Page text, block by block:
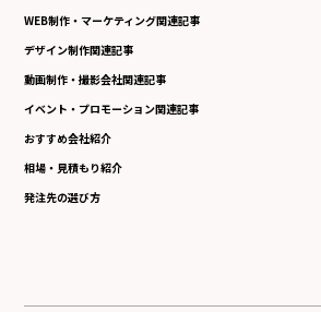
WEB制作・マーケティング関連記事
デザイン制作関連記事
動画制作・撮影会社関連記事
イベント・プロモーション関連記事
おすすめ会社紹介
相場・見積もり紹介
発注先の選び方